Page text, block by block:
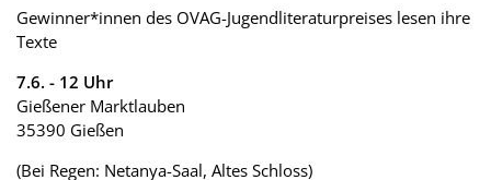
Gewinner*innen des OVAG-Jugendliteraturpreises lesen ihre
Texte
7.6. - 12 Uhr
Gießener Marktlauben
35390 Gießen
(Bei Regen: Netanya-Saal, Altes Schloss)